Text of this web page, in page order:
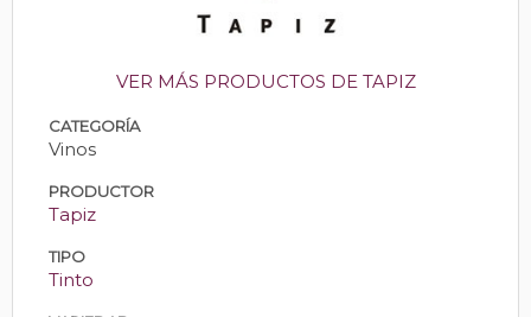
VER MÁS PRODUCTOS DE TAPIZ
CATEGORÍA
Vinos
PRODUCTOR
Tapiz
TIPO
Tinto